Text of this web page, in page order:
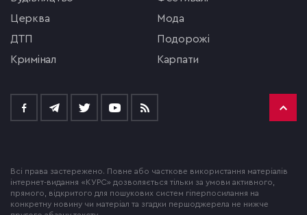
церква
ДТП
кримінал
мода
подорожі
Карпати
Всі права застережено. Повне або часткове використання матеріалів
інтернет-видання «КУРС» дозволяється тільки за умови активного,
прямого, відкритого для пошукових систем гіперпосилання на
конкретну новину чи матеріал та згадки першоджерела не нижче